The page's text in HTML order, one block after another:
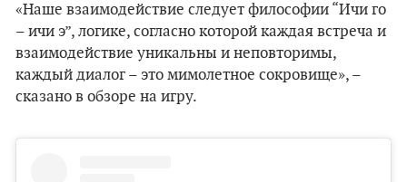
«Наше взаимодействие следует философии “Ичи го
– ичи э”, логике, согласно которой каждая встреча и
взаимодействие уникальны и неповторимы,
каждый диалог – это мимолетное сокровище», –
сказано в обзоре на игру.